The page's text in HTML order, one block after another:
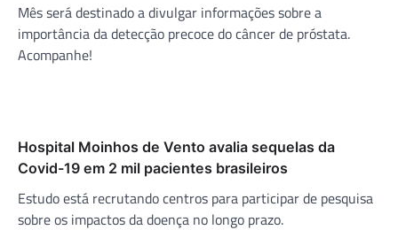
Mês será destinado a divulgar informações sobre a
importância da detecção precoce do câncer de próstata.
Acompanhe!
Hospital Moinhos de Vento avalia sequelas da
Covid-19 em 2 mil pacientes brasileiros
Estudo está recrutando centros para participar de pesquisa
sobre os impactos da doença no longo prazo.